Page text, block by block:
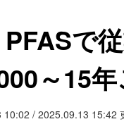
PFAS
～15年
10:02 / 2025.09.13 15:42